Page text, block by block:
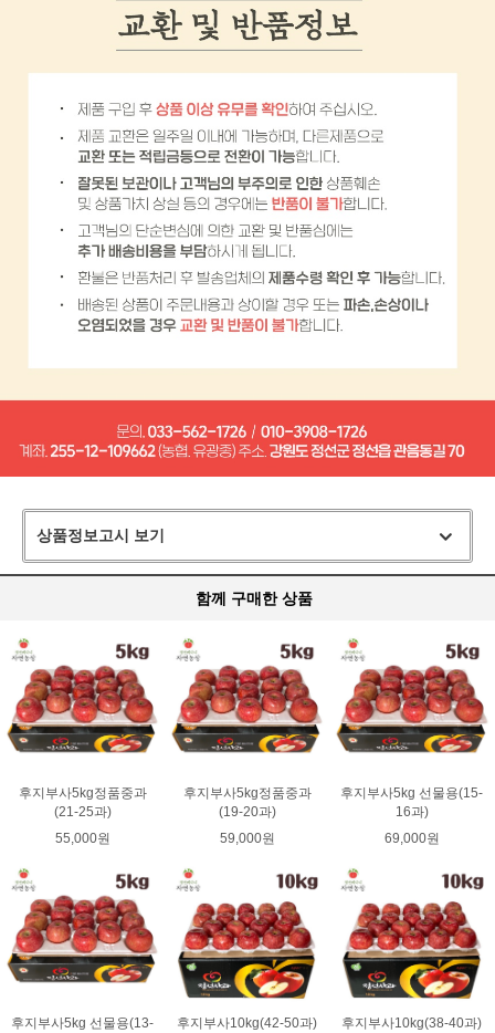
상품정보고시 보기
함께 구매한 상품
후지부사5kg정품중과
(21-25과)
55,000원
후지부사5kg정품중과
(19-20과)
59,000원
후지부사5kg 선물용(15-
16과)
69,000원
후지부사5kg 선물용(13-
후지부사10kg(42-50과)
후지부사10kg(38-40과)